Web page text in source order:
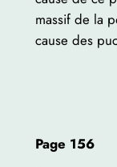
massif de la
cause des
Page 156